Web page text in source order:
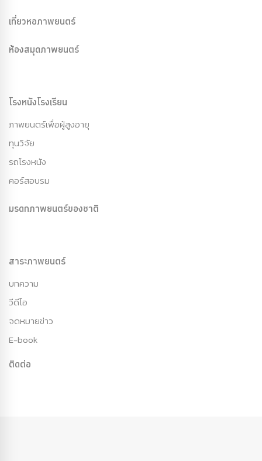
เที่ยวหอภาพยนตร์
ห้องสมุดภาพยนตร์
โรงหนังโรงเรียน
ภาพยนตร์เพื่อผู้สูงอายุ
ทุนวิจัย
รถโรงหนัง
คอร์สอบรม
มรดกภาพยนตร์ของชาติ
สาระภาพยนตร์
บทความ
วีดีโอ
จดหมายข่าว
E-book
ติดต่อ